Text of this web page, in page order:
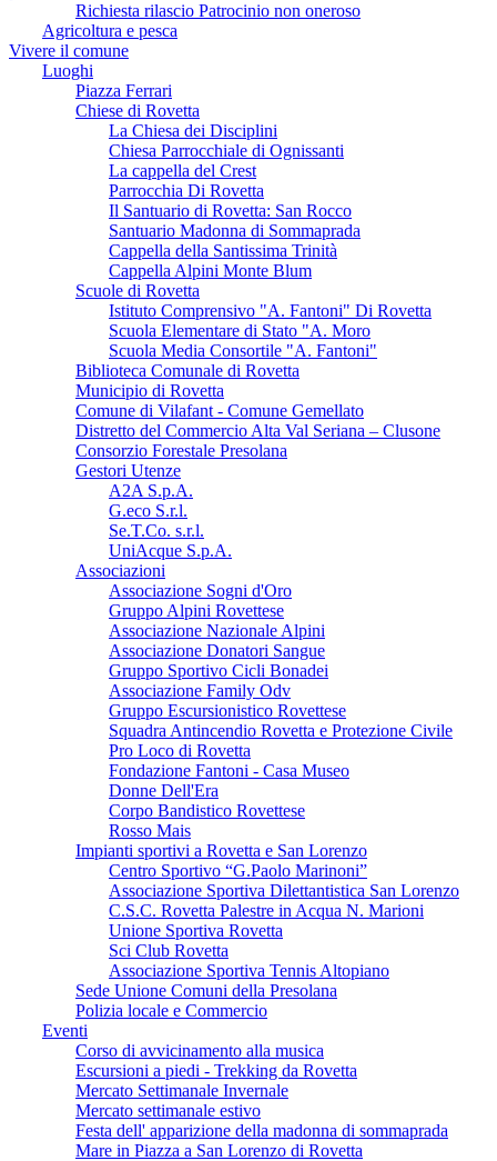
Richiesta rilascio Patrocinio non oneroso
Agricoltura e pesca
Vivere il comune
Luoghi
Piazza Ferrari
Chiese di Rovetta
La Chiesa dei Disciplini
Chiesa Parrocchiale di Ognissanti
La cappella del Crest
Parrocchia Di Rovetta
Il Santuario di Rovetta: San Rocco
Santuario Madonna di Sommaprada
Cappella della Santissima Trinità
Cappella Alpini Monte Blum
Scuole di Rovetta
Istituto Comprensivo "A. Fantoni" Di Rovetta
Scuola Elementare di Stato "A. Moro
Scuola Media Consortile "A. Fantoni"
Biblioteca Comunale di Rovetta
Municipio di Rovetta
Comune di Vilafant - Comune Gemellato
Distretto del Commercio Alta Val Seriana – Clusone
Consorzio Forestale Presolana
Gestori Utenze
A2A S.p.A.
G.eco S.r.l.
Se.T.Co. s.r.l.
UniAcque S.p.A.
Associazioni
Associazione Sogni d'Oro
Gruppo Alpini Rovettese
Associazione Nazionale Alpini
Associazione Donatori Sangue
Gruppo Sportivo Cicli Bonadei
Associazione Family Odv
Gruppo Escursionistico Rovettese
Squadra Antincendio Rovetta e Protezione Civile
Pro Loco di Rovetta
Fondazione Fantoni - Casa Museo
Donne Dell'Era
Corpo Bandistico Rovettese
Rosso Mais
Impianti sportivi a Rovetta e San Lorenzo
Centro Sportivo “G.Paolo Marinoni”
Associazione Sportiva Dilettantistica San Lorenzo
C.S.C. Rovetta Palestre in Acqua N. Marioni
Unione Sportiva Rovetta
Sci Club Rovetta
Associazione Sportiva Tennis Altopiano
Sede Unione Comuni della Presolana
Polizia locale e Commercio
Eventi
Corso di avvicinamento alla musica
Escursioni a piedi - Trekking da Rovetta
Mercato Settimanale Invernale
Mercato settimanale estivo
Festa dell' apparizione della madonna di sommaprada
Mare in Piazza a San Lorenzo di Rovetta